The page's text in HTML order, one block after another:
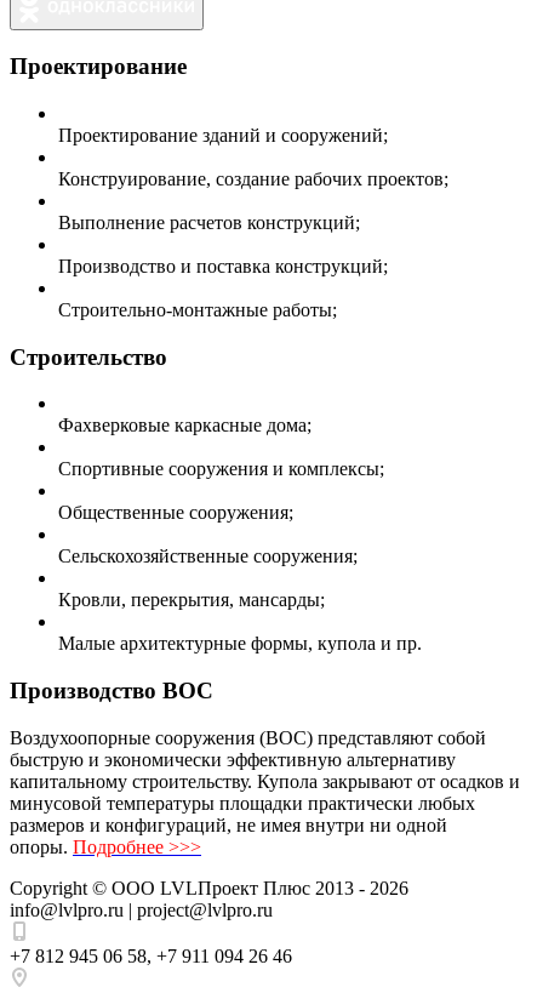
Проектирование
Проектирование зданий и сооружений;
Конструирование, создание рабочих проектов;
Выполнение расчетов конструкций;
Производство и поставка конструкций;
Строительно-монтажные работы;
Строительство
Фахверковые каркасные дома;
Спортивные сооружения и комплексы;
Общественные сооружения;
Сельскохозяйственные сооружения;
Кровли, перекрытия, мансарды;
Малые архитектурные формы, купола и пр.
Производство ВОС
Воздухоопорные сооружения (ВОС) представляют собой
быструю и экономически эффективную альтернативу
капитальному строительству. Купола закрывают от осадков и
минусовой температуры площадки практически любых
размеров и конфигураций, не имея внутри ни одной
опоры. Подробнее >>>
Copyright © ООО LVLПроект Плюс 2013 - 2026
info@lvlpro.ru | project@lvlpro.ru
+7 812 945 06 58, +7 911 094 26 46